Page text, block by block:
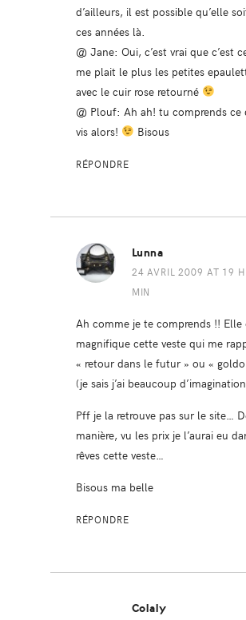
d’ailleurs, il est possible qu’elle
ces années là.
@ Jane: Oui, c’est vrai que c’est
me plait le plus les petites
avec le cuir rose retourné
@ Plouf: Ah ah! tu comprends ce
vis alors!
Bisous
RÉPONDRE
Lunna
24 AVRIL 2009 AT 19
MIN
Ah comme je te comprends !! Elle
magnifique cette veste qui me
« retour dans le futur » ou «
(je sais j’ai beaucoup
Pff je la retrouve pas sur le site…
manière, vu les prix je l’aurai eu
rêves cette veste…
Bisous ma belle
RÉPONDRE
Colaly